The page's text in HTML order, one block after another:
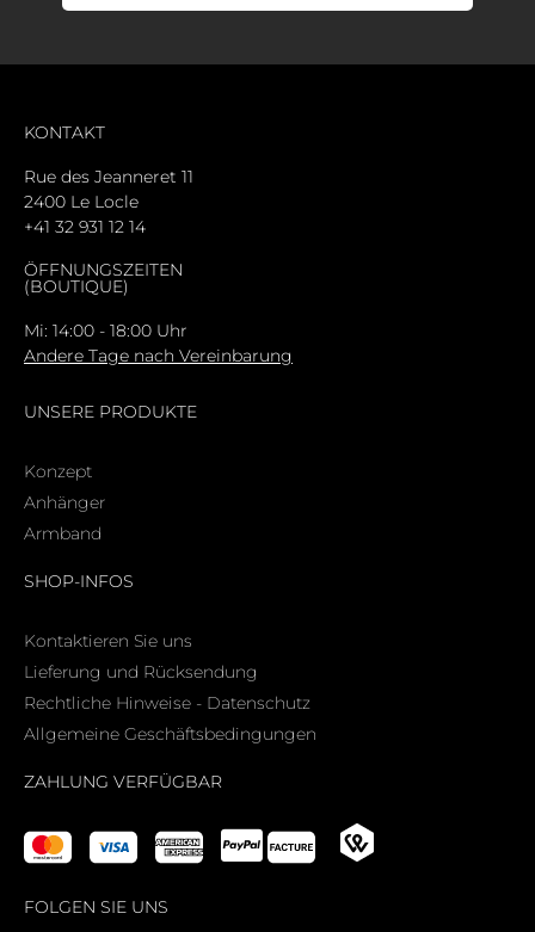
KONTAKT
Rue des Jeanneret 11
2400 Le Locle
+41 32 931 12 14
ÖFFNUNGSZEITEN
(BOUTIQUE)
Mi: 14:00 - 18:00 Uhr
Andere Tage nach Vereinbarung
UNSERE PRODUKTE
Konzept
Anhänger
Armband
SHOP-INFOS
Kontaktieren Sie uns
Lieferung und Rücksendung
Rechtliche Hinweise - Datenschutz
Allgemeine Geschäftsbedingungen
ZAHLUNG VERFÜGBAR
FOLGEN SIE UNS